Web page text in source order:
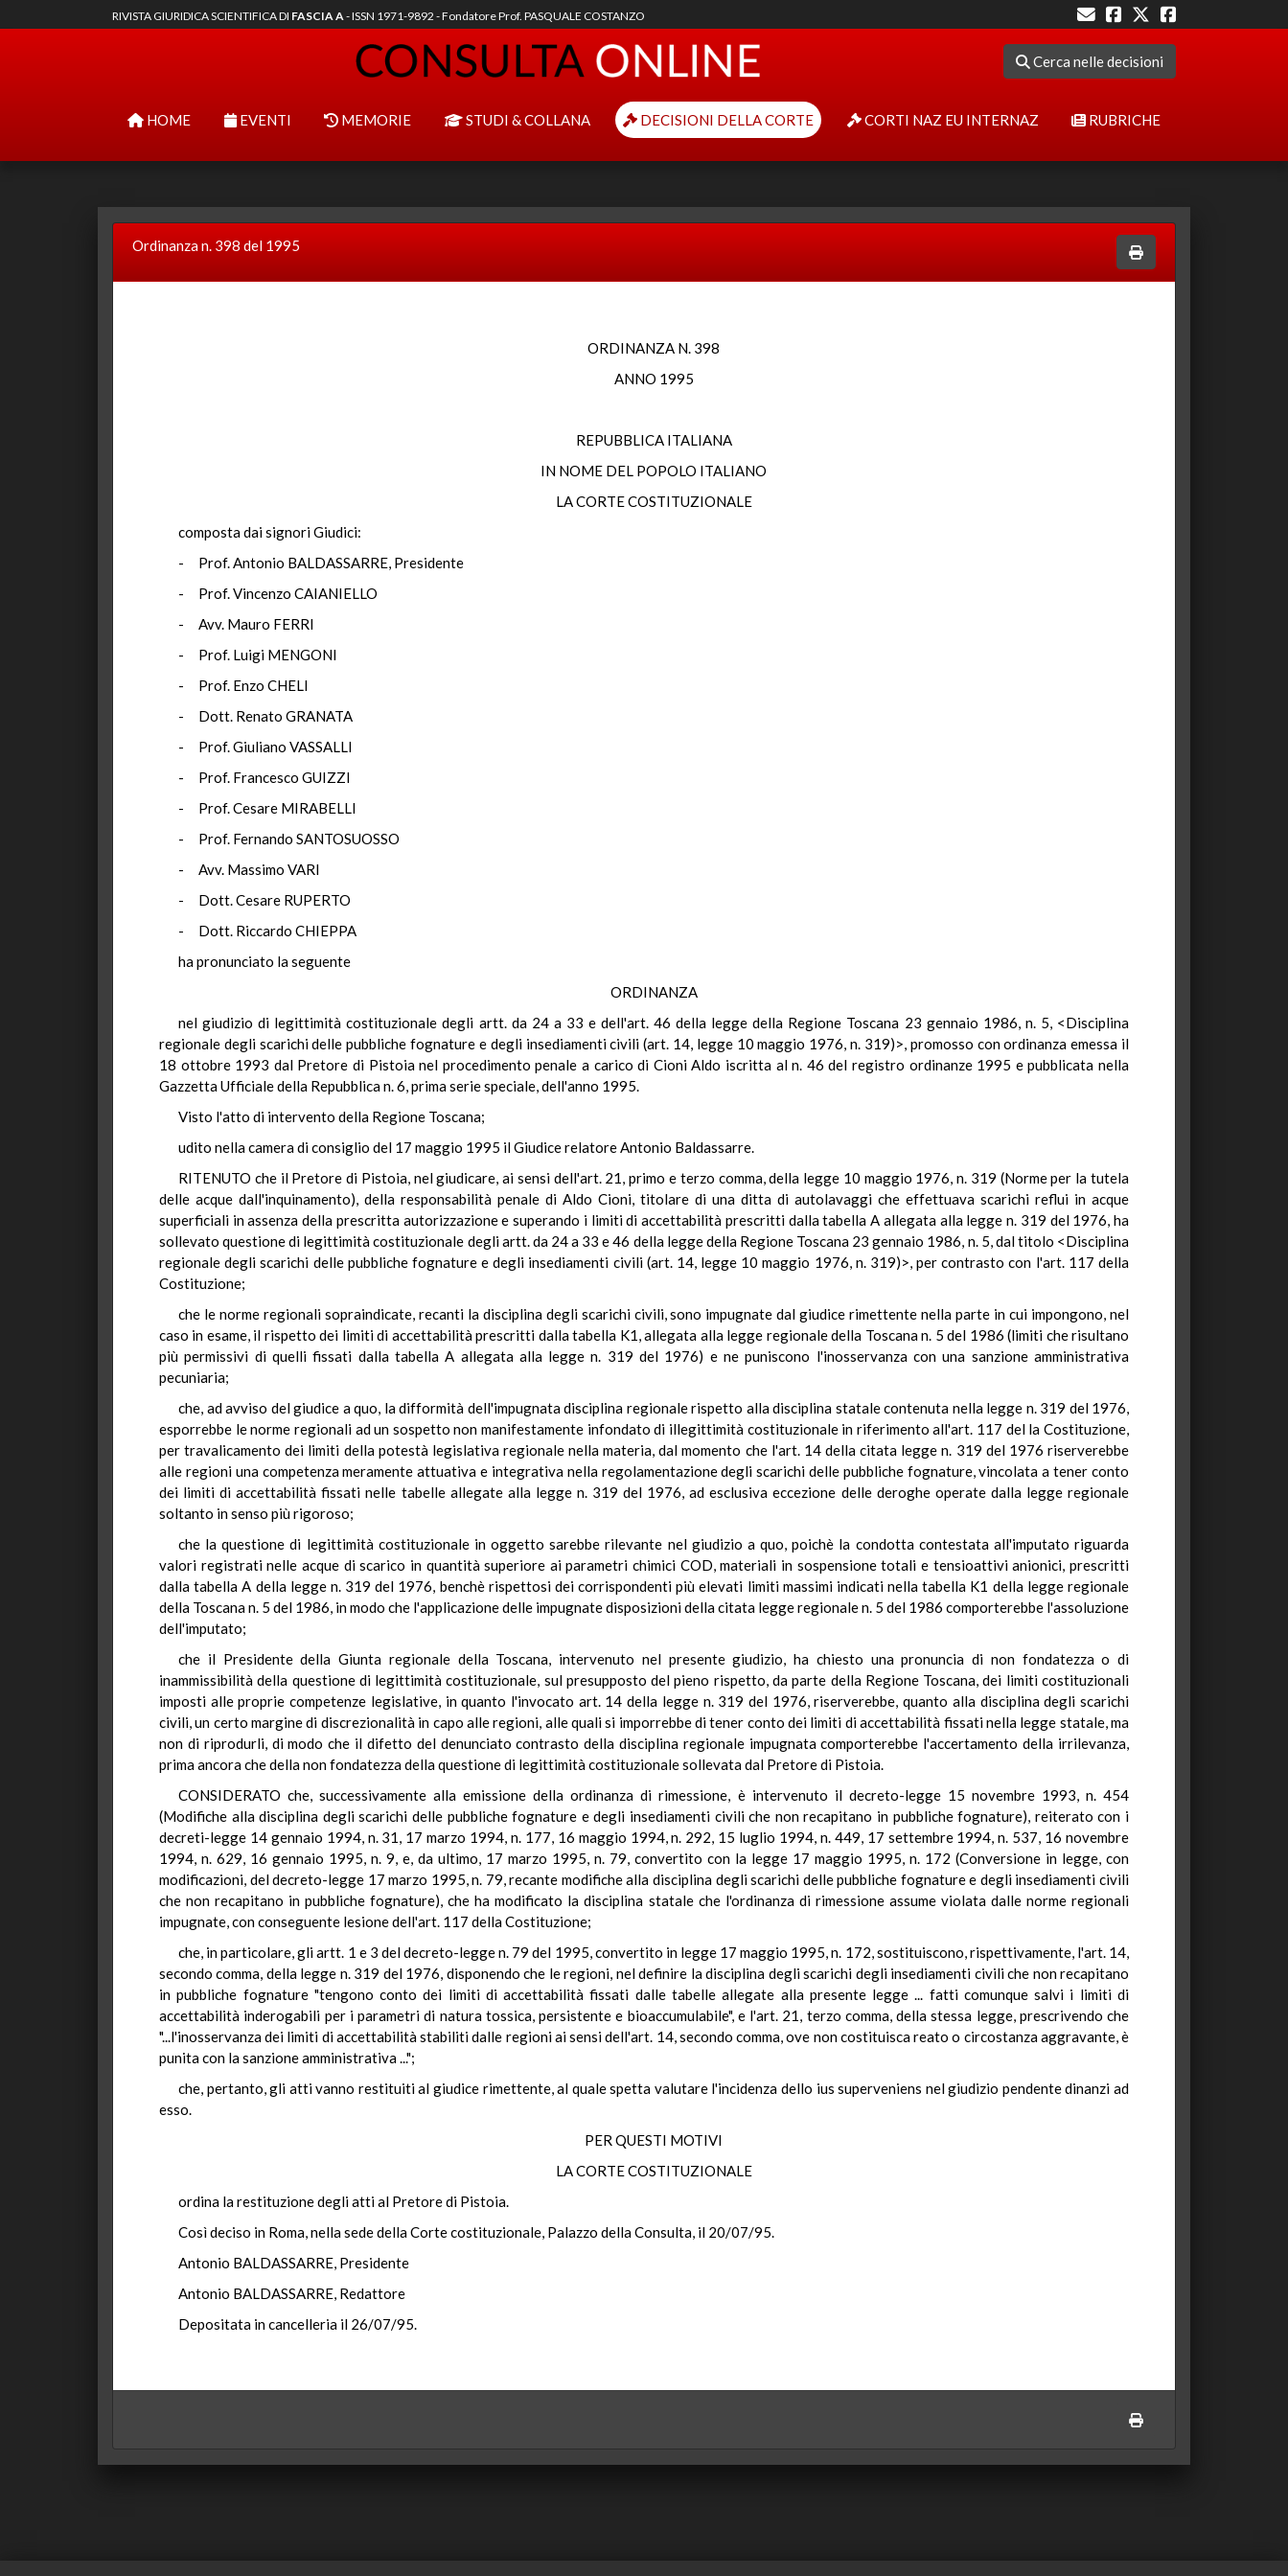
RIVISTA GIURIDICA SCIENTIFICA DI FASCIA A- ISSN 1971-9892 - Fondatore Prof. PASQUALE COSTANZO
Cerca nelle decisioni
HOME EVENTI MEMORIE STUDI & COLLANA DECISIONI DELLA CORTE CORTI NAZ EU INTERNAZ RUBRICHE
Ordinanza n. 398 del 1995
ORDINANZA N. 398
ANNO 1995
REPUBBLICA ITALIANA
IN NOME DEL POPOLO ITALIANO
LA CORTE COSTITUZIONALE
composta dai signori Giudici:
- Prof. Antonio BALDASSARRE, Presidente
- Prof. Vincenzo CAIANIELLO
- Avv. Mauro FERRI
- Prof. Luigi MENGONI
- Prof. Enzo CHELI
- Dott. Renato GRANATA
- Prof. Giuliano VASSALLI
- Prof. Francesco GUIZZI
- Prof. Cesare MIRABELLI
- Prof. Fernando SANTOSUOSSO
- Avv. Massimo VARI
- Dott. Cesare RUPERTO
- Dott. Riccardo CHIEPPA
ha pronunciato la seguente
ORDINANZA
nel giudizio di legittimità costituzionale degli artt. da 24 a 33 e dell'art. 46 della legge della Regione Toscana 23 gennaio 1986, n. 5, <Disciplina
regionale degli scarichi delle pubbliche fognature e degli insediamenti civili (art. 14, legge 10 maggio 1976, n. 319)>, promosso con ordinanza emessa il
18 ottobre 1993 dal Pretore di Pistoia nel procedimento penale a carico di Cioni Aldo iscritta al n. 46 del registro ordinanze 1995 e pubblicata nella
Gazzetta Ufficiale della Repubblica n. 6, prima serie speciale, dell'anno 1995.
Visto l'atto di intervento della Regione Toscana;
udito nella camera di consiglio del 17 maggio 1995 il Giudice relatore Antonio Baldassarre.
RITENUTO che il Pretore di Pistoia, nel giudicare, ai sensi dell'art. 21, primo e terzo comma, della legge 10 maggio 1976, n. 319 (Norme per la tutela
delle acque dall'inquinamento), della responsabilità penale di Aldo Cioni, titolare di una ditta di autolavaggi che effettuava scarichi reflui in acque
superficiali in assenza della prescritta autorizzazione e superando i limiti di accettabilità prescritti dalla tabella A allegata alla legge n. 319 del 1976, ha
sollevato questione di legittimità costituzionale degli artt. da 24 a 33 e 46 della legge della Regione Toscana 23 gennaio 1986, n. 5, dal titolo <Disciplina
regionale degli scarichi delle pubbliche fognature e degli insediamenti civili (art. 14, legge 10 maggio 1976, n. 319)>, per contrasto con l'art. 117 della
Costituzione;
che le norme regionali sopraindicate, recanti la disciplina degli scarichi civili, sono impugnate dal giudice rimettente nella parte in cui impongono, nel
caso in esame, il rispetto dei limiti di accettabilità prescritti dalla tabella K1, allegata alla legge regionale della Toscana n. 5 del 1986 (limiti che risultano
più permissivi di quelli fissati dalla tabella A allegata alla legge n. 319 del 1976) e ne puniscono l'inosservanza con una sanzione amministrativa
pecuniaria;
che, ad avviso del giudice a quo, la difformità dell'impugnata disciplina regionale rispetto alla disciplina statale contenuta nella legge n. 319 del 1976,
esporrebbe le norme regionali ad un sospetto non manifestamente infondato di illegittimità costituzionale in riferimento all'art. 117 del la Costituzione,
per travalicamento dei limiti della potestà legislativa regionale nella materia, dal momento che l'art. 14 della citata legge n. 319 del 1976 riserverebbe
alle regioni una competenza meramente attuativa e integrativa nella regolamentazione degli scarichi delle pubbliche fognature, vincolata a tener conto
dei limiti di accettabilità fissati nelle tabelle allegate alla legge n. 319 del 1976, ad esclusiva eccezione delle deroghe operate dalla legge regionale
soltanto in senso più rigoroso;
che la questione di legittimità costituzionale in oggetto sarebbe rilevante nel giudizio a quo, poichè la condotta contestata all'imputato riguarda
valori registrati nelle acque di scarico in quantità superiore ai parametri chimici COD, materiali in sospensione totali e tensioattivi anionici, prescritti
dalla tabella A della legge n. 319 del 1976, benchè rispettosi dei corrispondenti più elevati limiti massimi indicati nella tabella K1 della legge regionale
della Toscana n. 5 del 1986, in modo che l'applicazione delle impugnate disposizioni della citata legge regionale n. 5 del 1986 comporterebbe l'assoluzione
dell'imputato;
che il Presidente della Giunta regionale della Toscana, intervenuto nel presente giudizio, ha chiesto una pronuncia di non fondatezza o di
inammissibilità della questione di legittimità costituzionale, sul presupposto del pieno rispetto, da parte della Regione Toscana, dei limiti costituzionali
imposti alle proprie competenze legislative, in quanto l'invocato art. 14 della legge n. 319 del 1976, riserverebbe, quanto alla disciplina degli scarichi
civili, un certo margine di discrezionalità in capo alle regioni, alle quali si imporrebbe di tener conto dei limiti di accettabilità fissati nella legge statale, ma
non di riprodurli, di modo che il difetto del denunciato contrasto della disciplina regionale impugnata comporterebbe l'accertamento della irrilevanza,
prima ancora che della non fondatezza della questione di legittimità costituzionale sollevata dal Pretore di Pistoia.
CONSIDERATO che, successivamente alla emissione della ordinanza di rimessione, è intervenuto il decreto-legge 15 novembre 1993, n. 454
(Modifiche alla disciplina degli scarichi delle pubbliche fognature e degli insediamenti civili che non recapitano in pubbliche fognature), reiterato con i
decreti-legge 14 gennaio 1994, n. 31, 17 marzo 1994, n. 177, 16 maggio 1994, n. 292, 15 luglio 1994, n. 449, 17 settembre 1994, n. 537, 16 novembre
1994, n. 629, 16 gennaio 1995, n. 9, e, da ultimo, 17 marzo 1995, n. 79, convertito con la legge 17 maggio 1995, n. 172 (Conversione in legge, con
modificazioni, del decreto-legge 17 marzo 1995, n. 79, recante modifiche alla disciplina degli scarichi delle pubbliche fognature e degli insediamenti civili
che non recapitano in pubbliche fognature), che ha modificato la disciplina statale che l'ordinanza di rimessione assume violata dalle norme regionali
impugnate, con conseguente lesione dell'art. 117 della Costituzione;
che, in particolare, gli artt. 1 e 3 del decreto-legge n. 79 del 1995, convertito in legge 17 maggio 1995, n. 172, sostituiscono, rispettivamente, l'art. 14,
secondo comma, della legge n. 319 del 1976, disponendo che le regioni, nel definire la disciplina degli scarichi degli insediamenti civili che non recapitano
in pubbliche fognature "tengono conto dei limiti di accettabilità fissati dalle tabelle allegate alla presente legge ... fatti comunque salvi i limiti di
accettabilità inderogabili per i parametri di natura tossica, persistente e bioaccumulabile", e l'art. 21, terzo comma, della stessa legge, prescrivendo che
"...l'inosservanza dei limiti di accettabilità stabiliti dalle regioni ai sensi dell'art. 14, secondo comma, ove non costituisca reato o circostanza aggravante, è
punita con la sanzione amministrativa ...";
che, pertanto, gli atti vanno restituiti al giudice rimettente, al quale spetta valutare l'incidenza dello ius superveniens nel giudizio pendente dinanzi ad
esso.
PER QUESTI MOTIVI
LA CORTE COSTITUZIONALE
ordina la restituzione degli atti al Pretore di Pistoia.
Così deciso in Roma, nella sede della Corte costituzionale, Palazzo della Consulta, il 20/07/95.
Antonio BALDASSARRE, Presidente
Antonio BALDASSARRE, Redattore
Depositata in cancelleria il 26/07/95.